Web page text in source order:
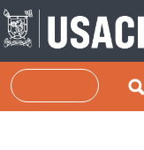
Pasar al contenido
Buscar